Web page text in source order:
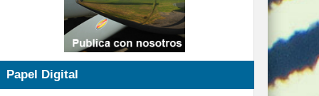
Papel Digital